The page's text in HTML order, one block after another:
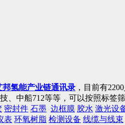
邦氢能产业链通讯录 ，目前有
、中船712等等，可以按照标签
密封件 石墨 边框膜 胶水 激光设
表 环氧树脂 检测设备 线缆与线束